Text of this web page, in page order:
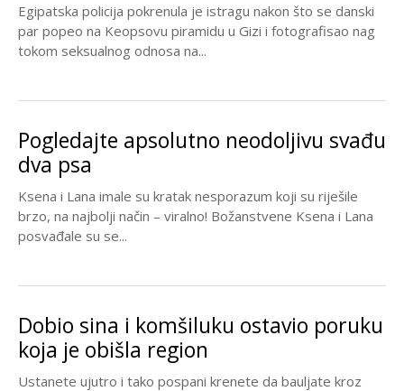
Egipatska policija pokrenula je istragu nakon što se danski
par popeo na Keopsovu piramidu u Gizi i fotografisao nag
tokom seksualnog odnosa na...
Pogledajte apsolutno neodoljivu svađu
dva psa
Ksena i Lana imale su kratak nesporazum koji su riješile
brzo, na najbolji način – viralno! Božanstvene Ksena i Lana
posvađale su se...
Dobio sina i komšiluku ostavio poruku
koja je obišla region
Ustanete ujutro i tako pospani krenete da bauljate kroz